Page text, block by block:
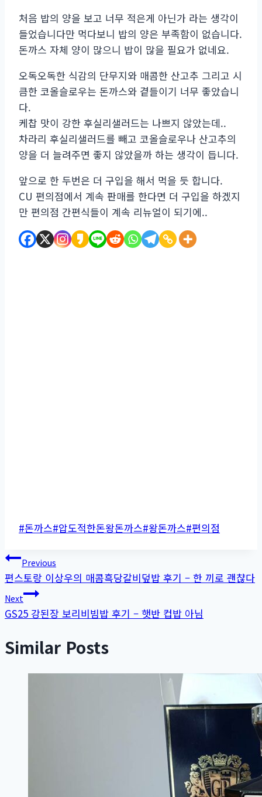
처음 밥의 양을 보고 너무 적은게 아닌가 라는 생각이
들었습니다만 먹다보니 밥의 양은 부족함이 없습니다.
돈까스 자체 양이 많으니 밥이 많을 필요가 없네요.
오독오독한 식감의 단무지와 매콤한 산고추 그리고 시
큼한 코올슬로우는 돈까스와 곁들이기 너무 좋았습니
다.
케찹 맛이 강한 후실리샐러드는 나쁘지 않았는데..
차라리 후실리샐러드를 빼고 코올슬로우나 산고추의
양을 더 늘려주면 좋지 않았을까 하는 생각이 듭니다.
앞으로 한 두번은 더 구입을 해서 먹을 듯 합니다.
CU 편의점에서 계속 판매를 한다면 더 구입을 하겠지
만 편의점 간편식들이 계속 리뉴얼이 되기에..
Post
#돈까스#압도적한돈왕돈까스#왕돈까스#편의점
글
탐
색
Previous
편스토랑 이상우의 매콤흑당갈비덮밥 후기 – 한 끼로 괜챦다
Next
GS25 강된장 보리비빔밥 후기 – 햇반 컵밥 아님
Similar Posts